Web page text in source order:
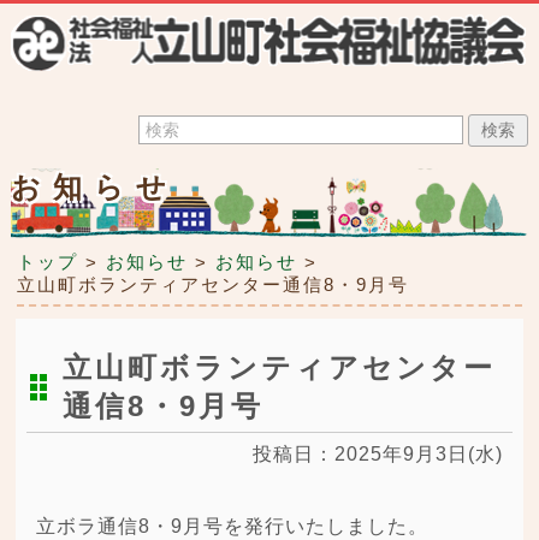
お知らせ
トップ > お知らせ > お知らせ >
立山町ボランティアセンター通信8・9月号
立山町ボランティアセンター
通信8・9月号
投稿日：2025年9月3日(水)
立ボラ通信8・9月号を発行いたしました。